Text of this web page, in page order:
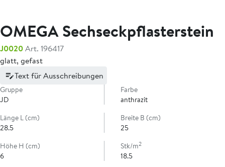
OMEGA Sechseckpflasterstein
J0020Art. 196417
glatt, gefast
Text für Ausschreibungen
Gruppe
JD
Farbe
anthrazit
Länge L (cm)
28.5
Breite B (cm)
25
Höhe H (cm)
6
Stk/m2
18.5